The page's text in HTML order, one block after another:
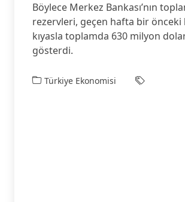
Böylece Merkez Bankası’nın
rezervleri, geçen hafta bir önceki
kıyasla toplamda 630 milyon
gösterdi.
Türkiye Ekonomisi